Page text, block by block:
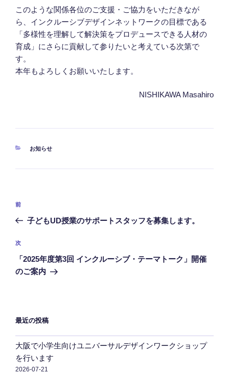
このような関係各位のご支援・ご協力をいただきなが
ら、インクルーシブデザインネットワークの目標である
「多様性を理解して解決策をプロデュースできる人材の
育成」にさらに貢献して参りたいと考えている次第で
す。
本年もよろしくお願いいたします。
NISHIKAWA Masahiro
カ
お知らせ
投
ビ
ゲ
ー
前
の
稿
前
子どもUD授業のサポートスタッフを募集します。
次
の
投
次
「2025年度第3回 インクルーシブ・テーマトーク」開催
のご案内
最近の投稿
大阪で小学生向けユニバーサルデザインワークショップ
を行います
2026-07-21